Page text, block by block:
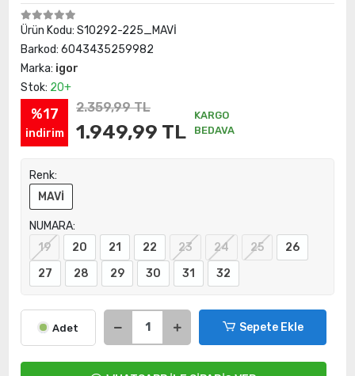
Ürün Kodu: S10292-225_MAVİ
Barkod: 6043435259982
Marka: igor
Stok: 20+
%17
indirim
2.359,99 TL
1.949,99 TL
KARGO
BEDAVA
Renk:
MAVİ
NUMARA:
19
20 21 22 23 24 25
26
27
28 29 30 31 32
Adet Sepete Ekle